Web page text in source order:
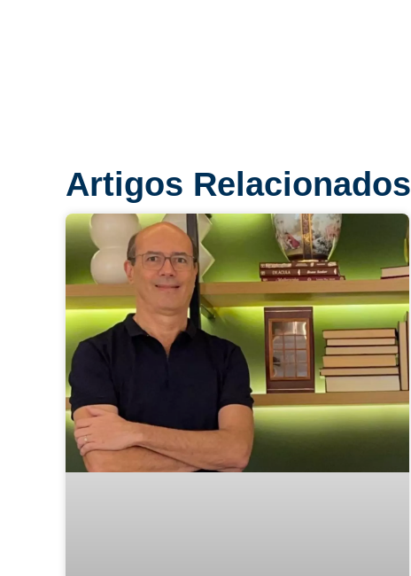
Artigos Relacionados